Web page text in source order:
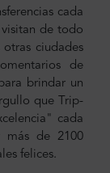
cada
visitan de todo
ciudades
de
brindar un
que Trip-
cada
más de 2100
felices.